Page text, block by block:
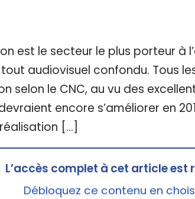
est le secteur le plus porteur à
audiovisuel confondu. Tous
selon le CNC, au vu des
encore s’améliorer en
[…]
L’accès complet à cet article est
Débloquez ce contenu en